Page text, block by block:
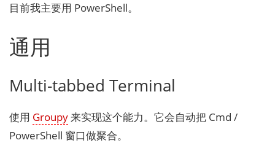
目前我主要用 PowerShell。
通用
Multi-tabbed Terminal
使用 Groupy来实现这个能力。它会自动把 Cmd /
PowerShell 窗口做聚合。